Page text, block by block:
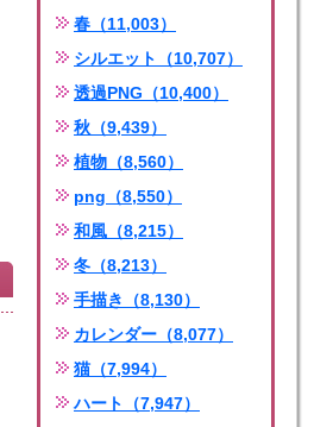
春（11,003）
シルエット（10,707）
透過PNG（10,400）
秋（9,439）
植物（8,560）
png（8,550）
和風（8,215）
冬（8,213）
手描き（8,130）
カレンダー（8,077）
猫（7,994）
ハート（7,947）